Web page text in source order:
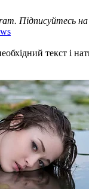
Підписуйтесь
текст і